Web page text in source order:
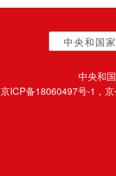
中央和国
中央和
京ICP备18060497号-1 ，